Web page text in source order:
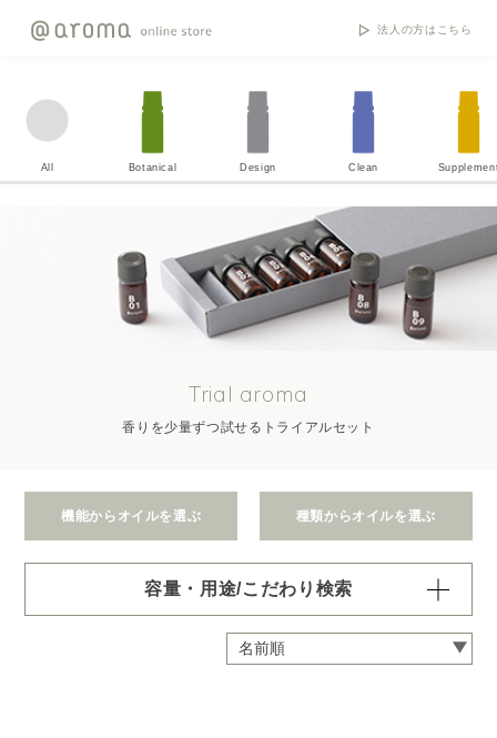
法人の方はこちら
All Botanical Design Clean
Trial aroma
香りを少量ずつ試せるトライアルセット
機能からオイルを選ぶ 種類からオイルを選ぶ
容量・用途/こだわり検索
用途・機能・種類 の項目ごとに選択肢からひとつずつ選
択できます。選択するたびに絞り込まれていき、項目内で